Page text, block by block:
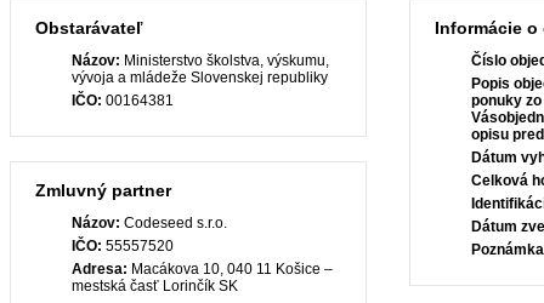
Obstarávateľ
Názov: Ministerstvo školstva, výskumu,
vývoja a mládeže Slovenskej republiky
IČO: 00164381
Zmluvný partner
Názov: Codeseed s.r.o.
IČO: 55557520
Adresa: Macákova 10, 040 11 Košice –
mestská časť Lorinčík SK
Informácie
Číslo
Popis
ponuky
opisu
Dátum
Celková
Dátum